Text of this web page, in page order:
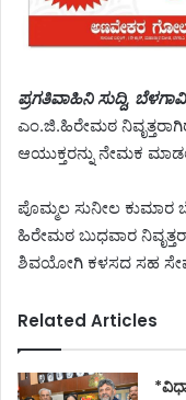
ಪ್ರಗತಿವಾಹಿನಿ ಸುದ್ದಿ,
ಎಂ.ಜಿ.ಹಿರೇಮಠ
ಆಯುಕ್ತರನ್ನು ನೇಮಕ
ಪೊಮ್ಮಲ ಸುನೀಲ ಕುಮಾರ
ಹಿರೇಮಠ ಬುಧವಾರ
ಶಿವಯೋಗಿ ಕಳಸದ ಸಹ ಸೇವಾ
Related Articles